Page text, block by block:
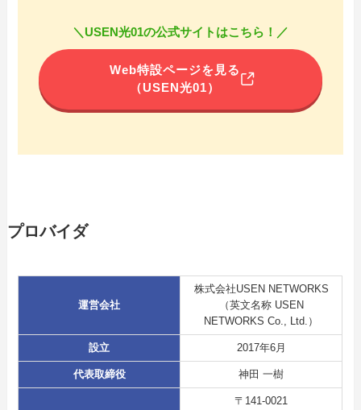
＼USEN光01の公式サイトはこちら！／
Web特設ページを見る
（USEN光01）
プロバイダ
運営会社
株式会社USEN NETWORKS
（英文名称 USEN
NETWORKS Co., Ltd.）
設立 2017年6月
代表取締役 神田 一樹
〒141-0021